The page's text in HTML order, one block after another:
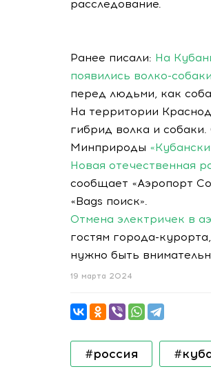
расследование.
Ранее писали: На
появились волко-собаки
перед людьми, как
На территории
гибрид волка и
Минприроды
Новая отечественная
сообщает «Аэропорт
«Bags поиск».
Отмена электричек в
гостям города-
нужно быть
19 марта 2024
#россия